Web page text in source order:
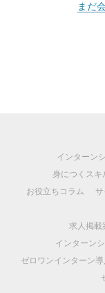
まだ
インターン
身につくスキ
お役立ちコラム
サ
求人掲載
インターン
ゼロワンインターン導